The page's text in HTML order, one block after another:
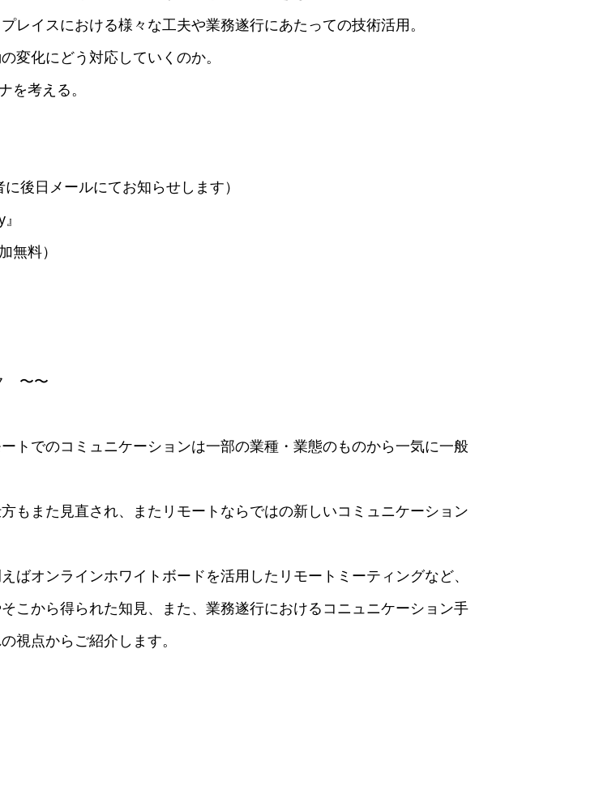
レイスにおける様々な工夫や業務遂行にあたっての技術活用。
変化にどう対応していくのか。
を考える。
後日メールにてお知らせします）
無料）
〜〜
トでのコミュニケーションは一部の業種・業態のものから一気に一般
もまた見直され、またリモートならではの新しいコミュニケーション
ばオンラインホワイトボードを活用したリモートミーティングなど、
こから得られた知見、また、業務遂行におけるコニュニケーション手
視点からご紹介します。